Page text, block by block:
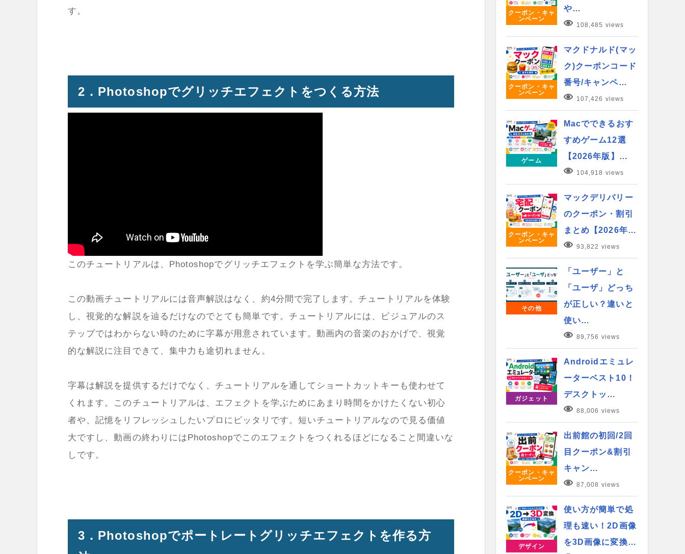
す。
2．Photoshopでグリッチエフェクトをつくる方法
このチュートリアルは、Photoshopでグリッチエフェクトを学ぶ簡単な方法です。
この動画チュートリアルには音声解説はなく、約4分間で完了します。チュートリアルを体験
し、視覚的な解説を辿るだけなのでとても簡単です。チュートリアルには、ビジュアルのス
テップではわからない時のために字幕が用意されています。動画内の音楽のおかげで、視覚
的な解説に注目できて、集中力も途切れません。
字幕は解説を提供するだけでなく、チュートリアルを通してショートカットキーも使わせて
くれます。このチュートリアルは、エフェクトを学ぶためにあまり時間をかけたくない初心
者や、記憶をリフレッシュしたいプロにピッタリです。短いチュートリアルなので見る価値
大ですし、動画の終わりにはPhotoshopでこのエフェクトをつくれるほどになること間違いな
しです。
3．Photoshopでポートレートグリッチエフェクトを作る方
クーポン・キャ
ンペーン
や…
108,485 views
クーポン・キャ
ンペーン
マクドナルド(マッ
ク)クーポンコード
番号/キャンペ…
107,426 views
ゲーム
Macでできるおす
すめゲーム12選
【2026年版】…
104,918 views
クーポン・キャ
ンペーン
マックデリバリー
のクーポン・割引
まとめ【2026年…
93,822 views
その他
「ユーザー」と
「ユーザ」どっち
が正しい？違いと
使い…
89,756 views
ガジェット
Androidエミュレ
ーターベスト10！
デスクトッ…
88,006 views
クーポン・キャ
ンペーン
出前館の初回/2回
目クーポン&割引
キャン…
87,008 views
デザイン
使い方が簡単で処
理も速い！2D画像
を3D画像に変換…